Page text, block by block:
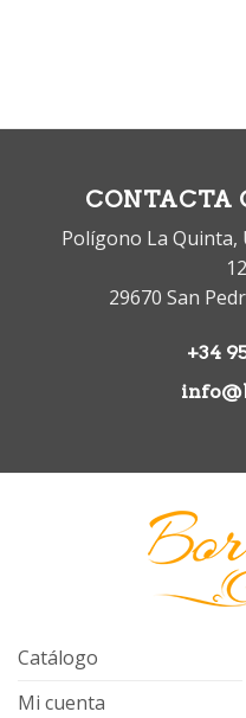
CONTACTA
Polígono La Quinta,
29670 San
+34
Catálogo
Mi cuenta